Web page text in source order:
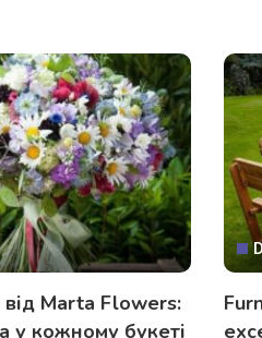
від Marta Flowers:
у кожному букеті